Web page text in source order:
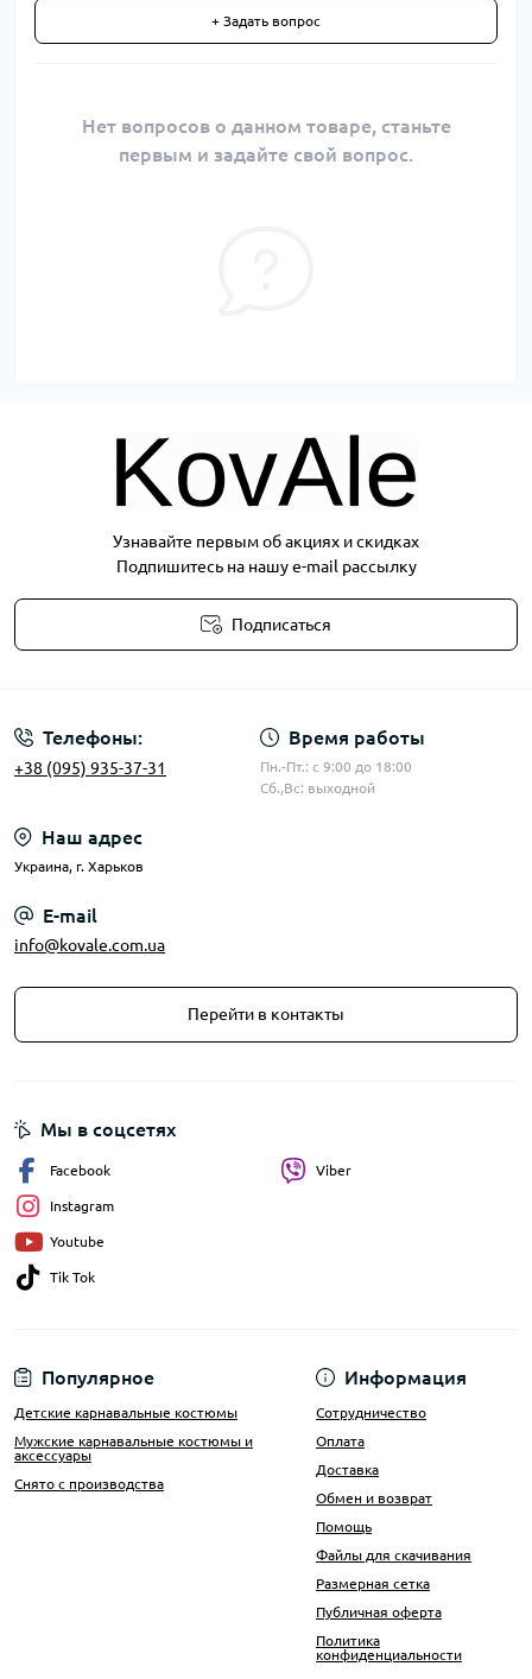
+ Задать вопрос
Нет вопросов о данном товаре, станьте
первым и задайте свой вопрос.
Узнавайте первым об акциях и скидках
Подпишитесь на нашу e-mail рассылку
Подписаться
Телефоны:
+38 (095) 935-37-31
Время работы
Пн.-Пт.: с 9:00 до 18:00
Сб.,Вс: выходной
Наш адрес
Украина, г. Харьков
E-mail
info@kovale.com.ua
Перейти в контакты
Популярное
Детские карнавальные костюмы
Мужские карнавальные костюмы и
аксессуары
Снято с производства
Информация
Сотрудничество
Оплата
Доставка
Обмен и возврат
Помощь
Файлы для скачивания
Размерная сетка
Публичная оферта
Политика
конфиденциальности
Мы в соцсетях
Facebook
Instagram
Youtube
Tik Tok
Viber